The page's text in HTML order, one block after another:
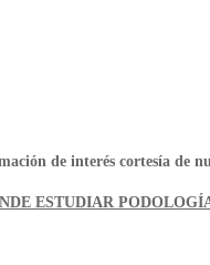
de interés cortesía de
ESTUDIAR